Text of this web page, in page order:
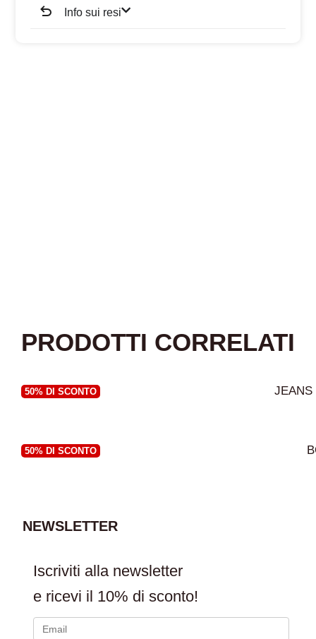
Info sui resi
PRODOTTI CORRELATI
50% DI SCONTO JEANS
50% DI SCONTO
NEWSLETTER
Iscriviti alla newsletter
e ricevi il 10% di sconto!